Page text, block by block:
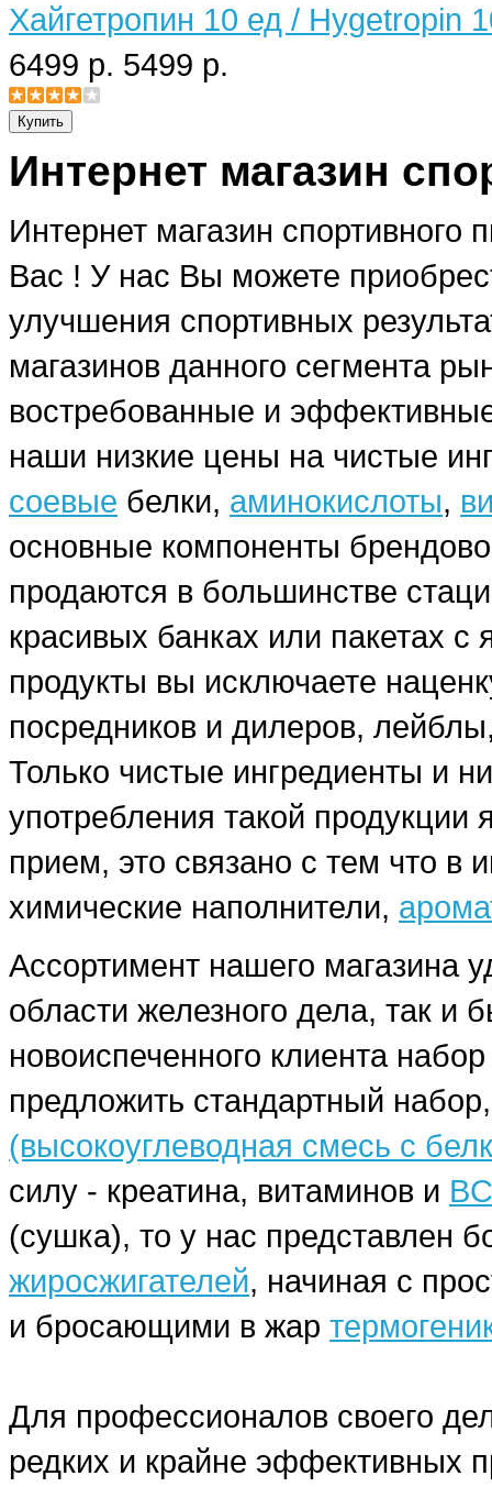
Хайгетропин 10 ед / Hygetropin
6499 р. 5499 р.
Интернет магазин
Интернет магазин спортивного
Вас ! У нас Вы можете
улучшения спортивных
магазинов данного сегмента
востребованные и
наши низкие цены на чистые
соевые белки, аминокислоты,
основные компоненты
продаются в большинстве
красивых банках или пакетах
продукты вы исключаете
посредников и дилеров,
Только чистые ингредиенты и
употребления такой продукции
прием, это связано с тем что в
химические наполнители,
Ассортимент нашего магазина
области железного дела, так и
новоиспеченного клиента
предложить стандартный
(высокоуглеводная смесь с
силу - креатина, витаминов и
(сушка), то у нас представлен
жиросжигателей, начиная с
и бросающими в жар
Для профессионалов своего
редких и крайне эффективных